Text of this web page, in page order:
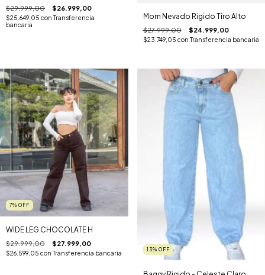
$29.999,00 $26.999,00
$25.649,05 con Transferencia
bancaria
Mom Nevado Rigido Tiro Alto
$27.999,00 $24.999,00
$23.749,05 con Transferencia bancaria
7% OFF
WIDE LEG CHOCOLATE H
$29.999,00 $27.999,00
$26.599,05 con Transferencia bancaria 13% OFF